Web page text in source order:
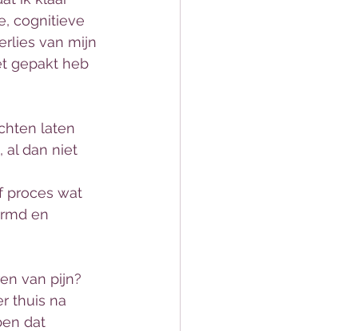
cognitieve
van mijn
gepakt heb
laten
al dan niet
proces wat
en
van pijn?
thuis na
dat